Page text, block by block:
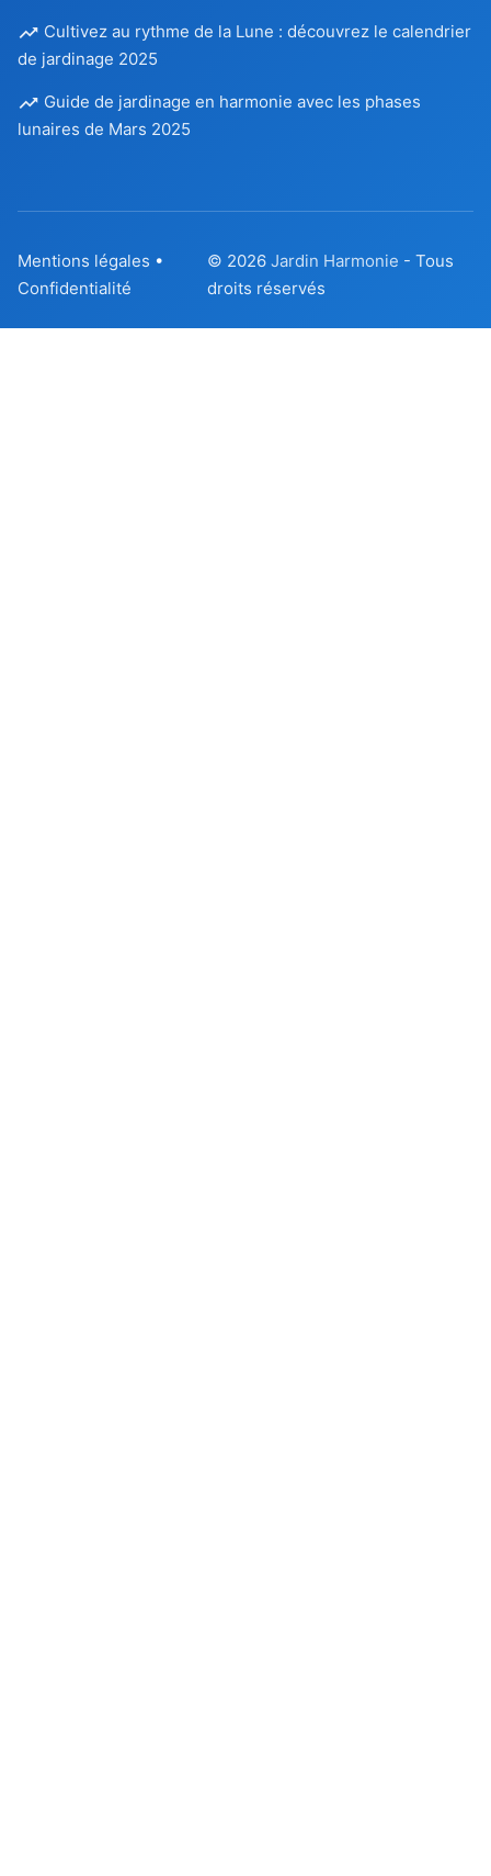
Cultivez au rythme de la Lune : découvrez le calendrier
de jardinage 2025
Guide de jardinage en harmonie avec les phases
lunaires de Mars 2025
Mentions légales •
Confidentialité
© 2026Jardin Harmonie - Tous
droits réservés